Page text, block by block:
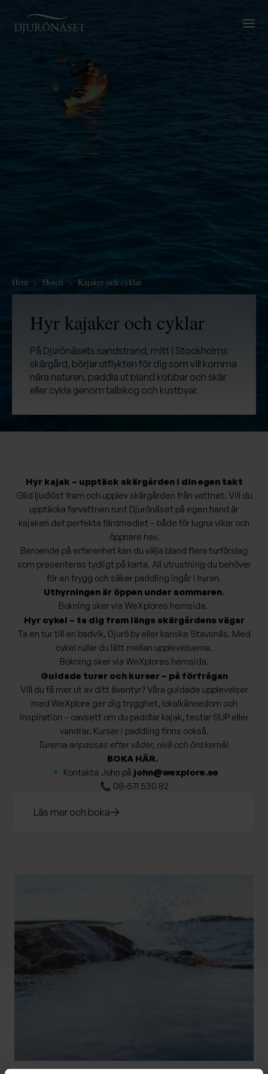
Djurönäset
Hem Hotell Kajaker och cyklar
Hyr kajaker och cyklar
På Djurönäsets sandstrand, mitt i Stockholms
skärgård, börjar utflykten för dig som vill komma
nära naturen, paddla ut bland kobbar och skär
eller cykla genom tallskog och kustbyar.
Hyr kajak – upptäck skärgården i din egen takt
Glid ljudlöst fram och upplev skärgården från vattnet. Vill du
upptäcka farvattnen runt Djurönäset på egen hand är
kajaken det perfekta färdmedlet – både för lugna vikar och
öppnare hav.
Beroende på erfarenhet kan du välja bland flera turförslag
som presenteras tydligt på karta. All utrustning du behöver
för en trygg och säker paddling ingår i hyran.
Uthyrningen är öppen under sommaren.
Bokning sker via WeXplores hemsida.
Hyr cykel – ta dig fram längs skärgårdens vägar
Ta en tur till en badvik, Djurö by eller kanske Stavsnäs. Med
cykel rullar du lätt mellan upplevelserna.
Bokning sker via WeXplores hemsida.
Guidade turer och kurser – på förfrågan
Vill du få mer ut av ditt äventyr? Våra guidade upplevelser
med WeXplore ger dig trygghet, lokalkännedom och
inspiration – oavsett om du paddlar kajak, testar SUP eller
vandrar. Kurser i paddling finns också.
Turerna anpassas efter väder, nivå och önskemål.
BOKA HÄR.
📧 Kontakta John på john@wexplore.se
📞 08-571 530 82
Läs mer och boka